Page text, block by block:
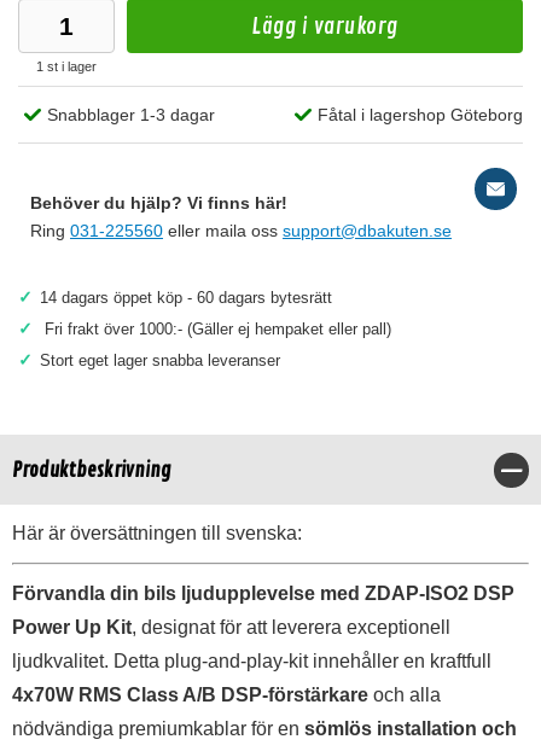
1 st i lager
Lägg i varukorg
Snabblager 1-3 dagar Fåtal i lagershop Göteborg
Behöver du hjälp? Vi finns här!
Ring 031-225560 eller maila oss support@dbakuten.se
✓ 14 dagars öppet köp - 60 dagars bytesrätt
✓ Fri frakt över 1000:- (Gäller ej hempaket eller pall)
✓ Stort eget lager snabba leveranser
Produktbeskrivning
Här är översättningen till svenska:
Förvandla din bils ljudupplevelse med ZDAP-ISO2 DSP
Power Up Kit, designat för att leverera exceptionell
ljudkvalitet. Detta plug-and-play-kit innehåller en kraftfull
4x70W RMS Class A/B DSP-förstärkare och alla
nödvändiga premiumkablar för en sömlös installation och